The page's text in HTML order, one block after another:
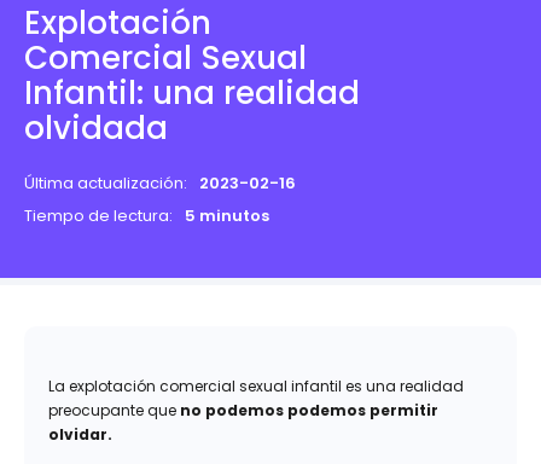
Explotación
Comercial Sexual
Infantil: una realidad
olvidada
Última actualización:
2023-02-16
Tiempo de lectura:
5 minutos
La explotación comercial sexual infantil es una realidad
preocupante que no podemos podemos permitir
olvidar.